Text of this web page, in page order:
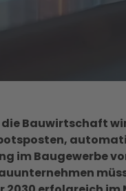
Bauwirtschaft
im Baugewerbe